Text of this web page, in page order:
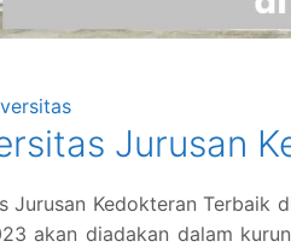
Jurusan
Jurusan Kedokteran Terbaik
akan diadakan dalam